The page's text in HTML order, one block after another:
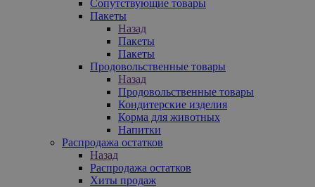
Сопутствующие товары
Пакеты
Назад
Пакеты
Пакеты
Продовольственные товары
Назад
Продовольственные товары
Кондитерские изделия
Корма для животных
Напитки
Распродажа остатков
Назад
Распродажа остатков
Хиты продаж